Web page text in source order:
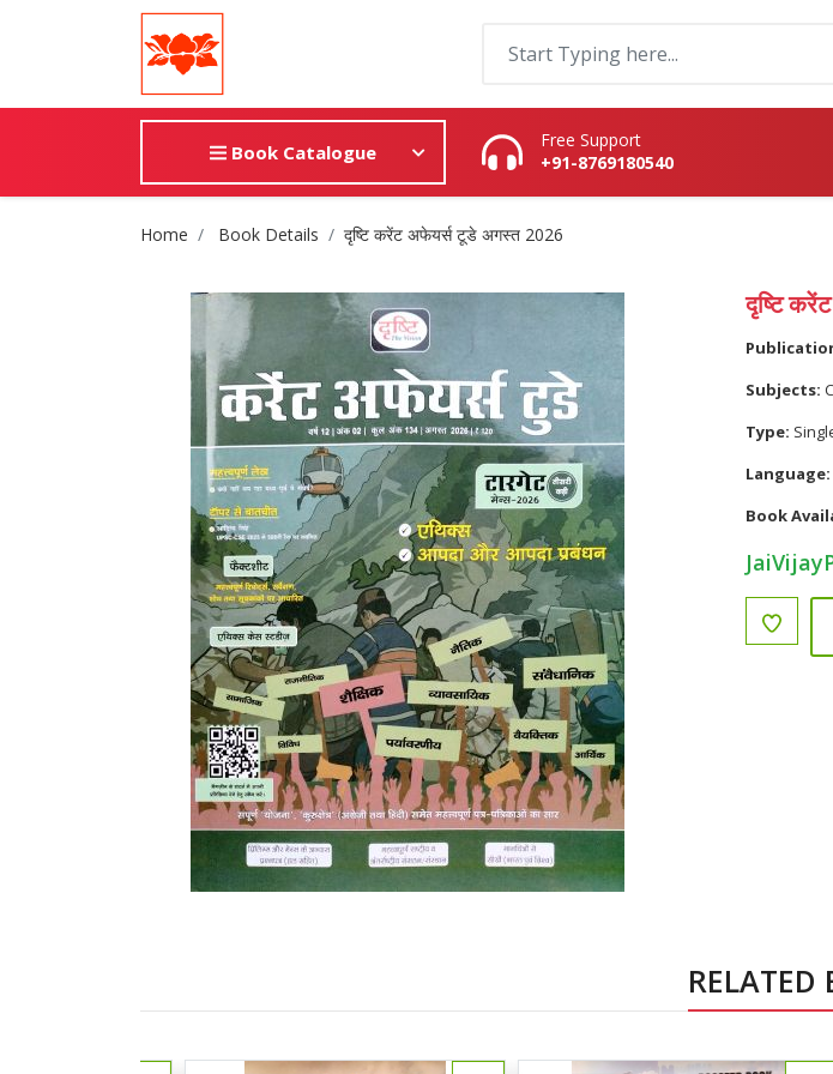
Book Catalogue
Free Support
+91-8769180540
Site Breadcrumb
Home Book Details दृष्टि करेंट अफेयर्स टूडे अगस्त 2026
दृष्टि
Subjects:
Type:
Language:
Book
RELATED